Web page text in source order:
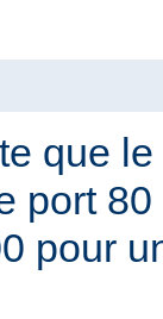
que
port
pour